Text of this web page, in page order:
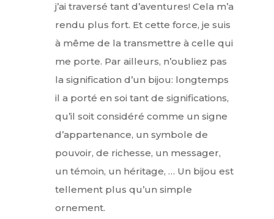
j’ai traversé tant d’aventures! Cela m’a
rendu plus fort. Et cette force, je suis
à même de la transmettre à celle qui
me porte. Par ailleurs, n’oubliez pas
la signification d’un bijou: longtemps
il a porté en soi tant de significations,
qu’il soit considéré comme un signe
d’appartenance, un symbole de
pouvoir, de richesse, un messager,
un témoin, un héritage, … Un bijou est
tellement plus qu’un simple
ornement.